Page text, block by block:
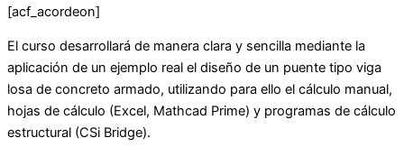
[acf_acordeon]
El curso desarrollará de manera clara y sencilla mediante la
aplicación de un ejemplo real el diseño de un puente tipo viga
losa de concreto armado, utilizando para ello el cálculo manual,
hojas de cálculo (Excel, Mathcad Prime) y programas de cálculo
estructural (CSi Bridge).